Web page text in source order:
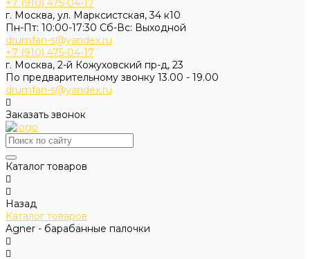
+7 (910) 475-04-17
г. Москва, ул. Марксистская, 34 к10
Пн-Пт: 10:00-17:30 Cб-Вс: Выходной
drumfan-s@yandex.ru
+7 (910) 475-04-17
г. Москва, 2-й Кожуховский пр-д, 23
По предварительному звонку 13.00 - 19.00
drumfan-s@yandex.ru
Заказать звонок
Каталог товаров
Назад
Каталог товаров
Agner - барабанные палочки